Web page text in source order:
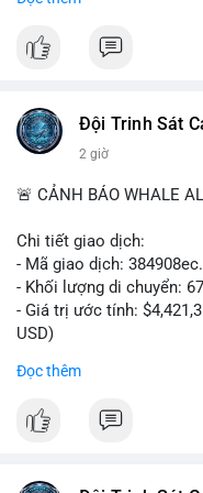
📰 Nguồn: Cointelegraph
Đội Trinh Sát
2 giờ
🚨 CẢNH BÁO WHALE
Chi tiết giao dịch:
- Mã giao dịch:
- Khối lượng di chuyển:
- Giá trị ước tính:
USD)
Khối lượng 67.97 BTC
Đọc thêm